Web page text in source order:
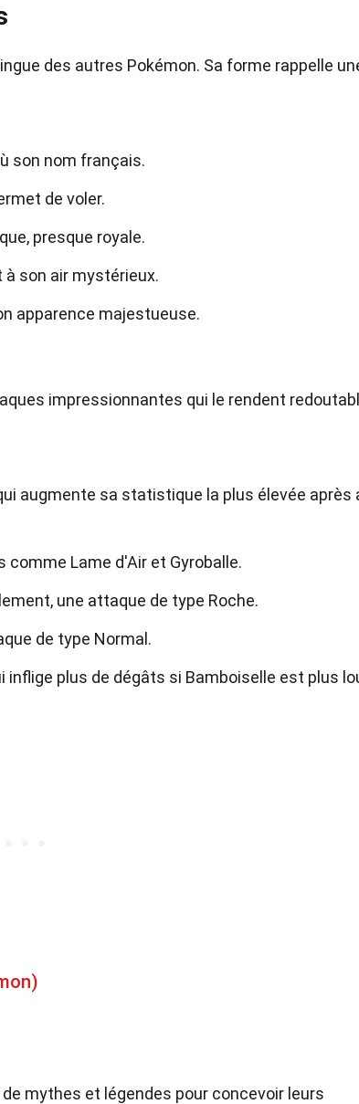
des autres Pokémon. Sa forme rappelle
son nom français.
de voler.
presque royale.
son air mystérieux.
apparence majestueuse.
impressionnantes qui le rendent
augmente sa statistique la plus élevée après
Lame d'Air et Gyroballe.
une attaque de type Roche.
de type Normal.
inflige plus de dégâts si Bamboiselle est plus
mythes et légendes pour concevoir leurs